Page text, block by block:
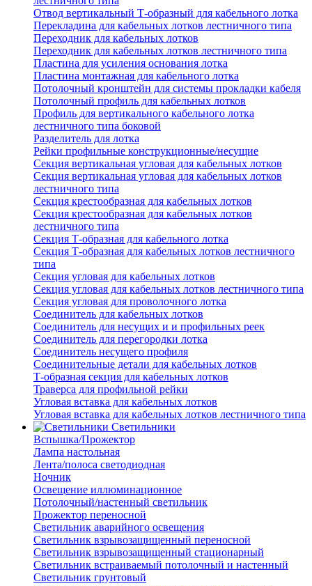
Отвод вертикальный Т-образный для кабельного лотка
Перекладина для кабельных лотков лестничного типа
Переходник для кабельных лотков
Переходник для кабельных лотков лестничного типа
Пластина для усиления основания лотка
Пластина монтажная для кабельного лотка
Потолочный кронштейн для системы прокладки кабеля
Потолочный профиль для кабельных лотков
Профиль для вертикального кабельного лотка
лестничного типа боковой
Разделитель для лотка
Рейки профильные конструкционные/несущие
Секция вертикальная угловая для кабельных лотков
Секция вертикальная угловая для кабельных лотков
лестничного типа
Секция крестообразная для кабельных лотков
Секция крестообразная для кабельных лотков
лестничного типа
Секция Т-образная для кабельного лотка
Секция Т-образная для кабельных лотков лестничного
типа
Секция угловая для кабельных лотков
Секция угловая для кабельных лотков лестничного типа
Секция угловая для проволочного лотка
Соединитель для кабельных лотков
Соединитель для несущих и и профильных реек
Соединитель для перегородки лотка
Соединитель несущего профиля
Соединительные детали для кабельных лотков
Т-образная секция для кабельных лотков
Траверса для профильной рейки
Угловая вставка для кабельных лотков
Угловая вставка для кабельных лотков лестничного типа
Светильники
Вспышка/Прожектор
Лампа настольная
Лента/полоса светодиодная
Ночник
Освещение иллюминационное
Потолочный/настенный светильник
Прожектор переносной
Светильник аварийного освещения
Светильник взрывозащищенный переносной
Светильник взрывозащищенный стационарный
Светильник встраиваемый потолочный и настенный
Светильник грунтовый